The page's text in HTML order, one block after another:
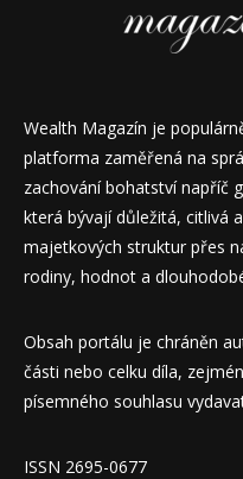
Wealth Magazín je
platforma zaměřená na
zachování bohatství napříč
která bývají důležitá, citlivá
majetkových struktur přes
rodiny, hodnot a
Obsah portálu je chráněn
části nebo celku díla,
písemného souhlasu
ISSN 2695-0677